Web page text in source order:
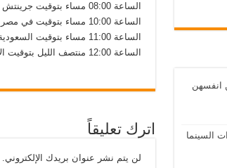
الساعة 08:00 مساء بتوقيت جرينتش
الساعة 10:00 مساء بتوقيت في مصر
الساعة 11:00 مساء بتوقيت السعودية
الساعة 12:00 منتصف الليل بتوقيت الإمارات
اترك تعليقاً
لن يتم نشر عنوان بريدك الإلكتروني.
انفسهن
إيرادات السينما